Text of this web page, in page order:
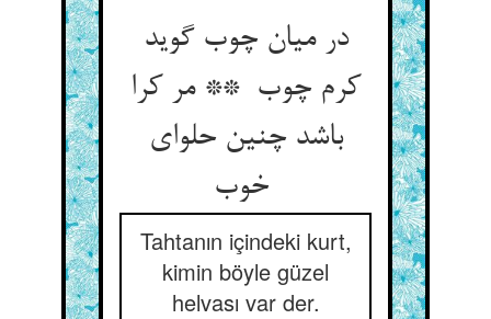
در میان چوب گوید
کرم چوب ** مر کرا
باشد چنین حلوای
Tahtanın içindeki kurt,
kimin böyle güzel
helvası var der.